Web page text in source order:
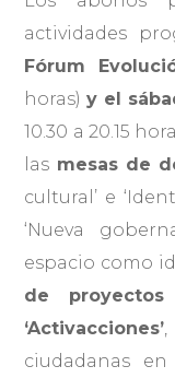
actividades
Fórum
horas)y el
10.30 a 20.15
las mesas de
cultural’ e
‘Nueva
espacio como
de proyectos
‘Activacciones’
ciudadanas